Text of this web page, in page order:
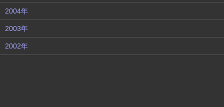
2004年
2003年
2002年